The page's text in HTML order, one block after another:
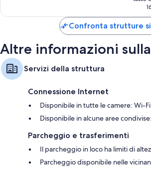
Confronta strutture
Altre informazioni
Servizi della struttura
Connessione Internet
Disponibile in tutte le camere: Wi-
Disponibile in alcune aree
Parcheggio e trasferimenti
Il parcheggio in loco ha limiti di
Parcheggio disponibile nelle